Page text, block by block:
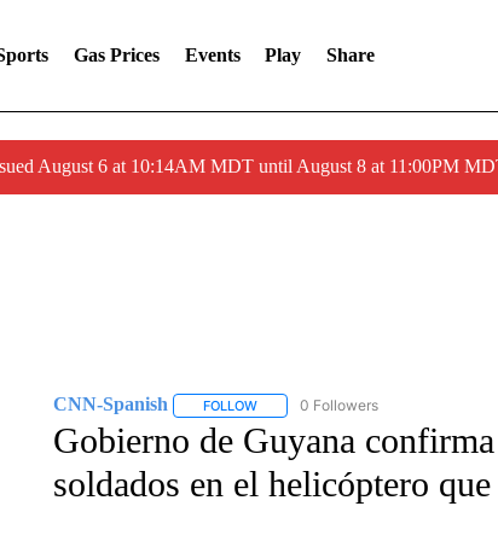
Gas Prices Events Play Share
August 6 at 10:14AM MDT until August 8 at 11:00PM
CNN-Spanish FOLLOWFOLLOW "CNN-SPANISH" TO
0 Followers
Gobierno de Guyana
soldados en el helicóptero